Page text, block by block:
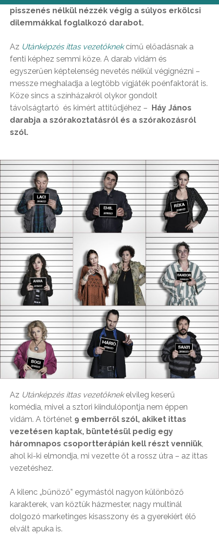
pisszenés nélkül nézzék végig a súlyos erkölcsi
dilemmákkal foglalkozó darabot.
Az Utánképzés ittas vezetőknekcímű előadásnak a
fenti képhez semmi köze. A darab vidám és
egyszerűen képtelenség nevetés nélkül végignézni –
messze meghaladja a legtöbb vígjáték poénfaktorát is.
Köze sincs a színházakról olykor gondolt
távolságtartó és kimért attitűdjéhez – Háy János
darabja a szórakoztatásról és a szórakozásról
szól.
Az Utánképzés ittas vezetőknekelvileg keserű
komédia, mivel a sztori kiindulópontja nem éppen
vidám. A történet 9 emberről szól, akiket ittas
vezetésen kaptak, büntetésül pedig egy
háromnapos csoportterápián kell részt venniük,
ahol ki-ki elmondja, mi vezette őt a rossz útra – az ittas
vezetéshez.
A kilenc „bűnöző” egymástól nagyon különböző
karakterek, van köztük házmester, nagy multinál
dolgozó marketinges kisasszony és a gyerekiért élő
elvált apuka is.